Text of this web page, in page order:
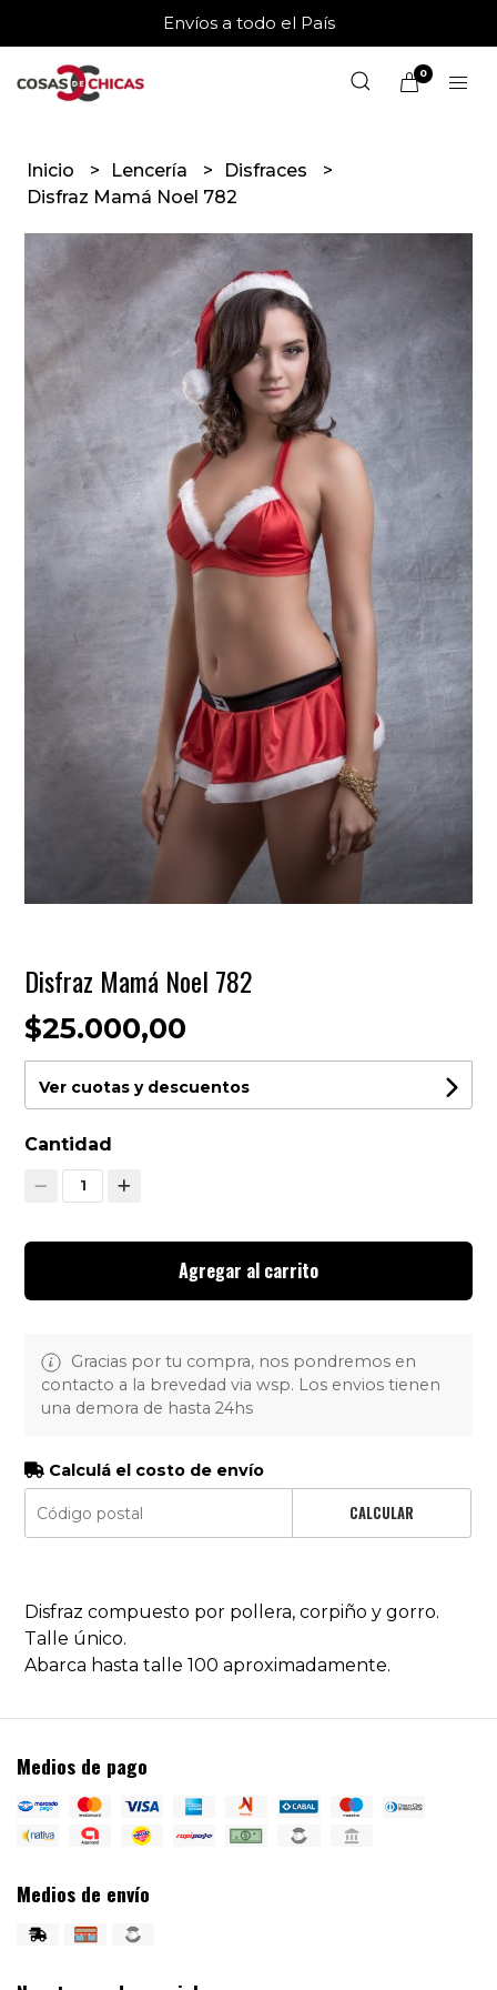
Envíos a todo el País
0
Inicio Lencería
Disfraces
Disfraz Mamá Noel 782
Disfraz Mamá Noel 782
$25.000,00
Ver cuotas y descuentos
Cantidad
1
Agregar al carrito
Gracias por tu compra, nos pondremos en
contacto a la brevedad via wsp. Los envios tienen
una demora de hasta 24hs
Calculá el costo de envío
CALCULAR
Disfraz compuesto por pollera, corpiño y gorro.
Talle único.
Abarca hasta talle 100 aproximadamente.
Medios de pago
Medios de envío